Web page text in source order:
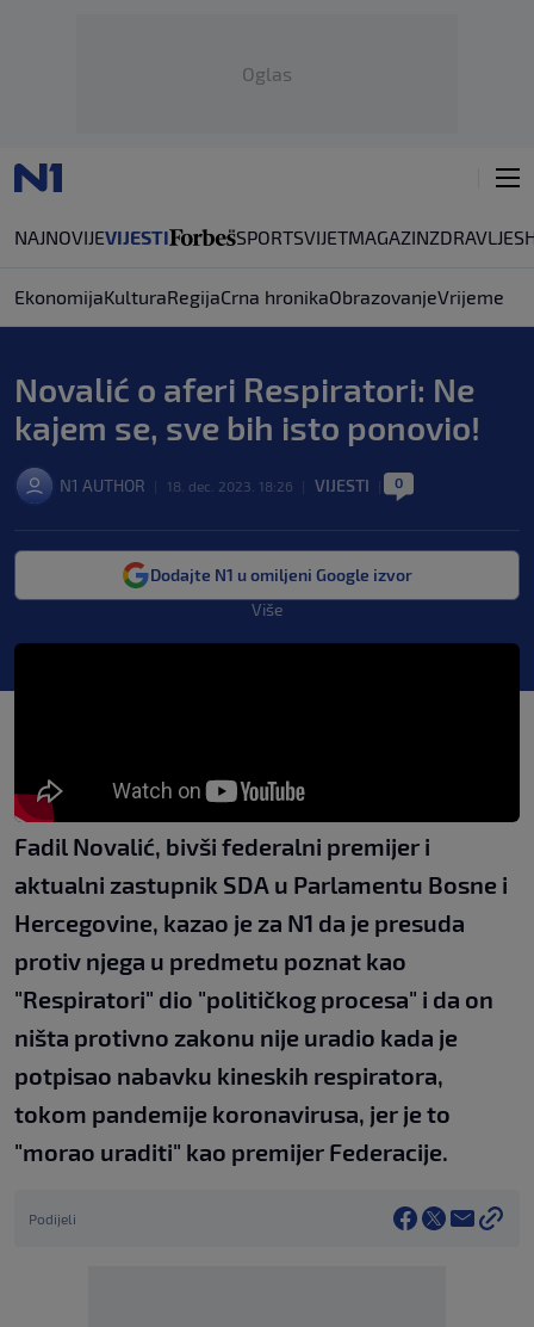
Oglas
NAJNOVIJEVIJESTI SPORTSVIJETMAGAZINZDRAVLJE
EkonomijaKulturaRegijaCrna hronikaObrazovanjeVrijeme
Novalić o aferi Respiratori: Ne
kajem se, sve bih isto ponovio!
N1 AUTHOR 18. dec. 2023. 18:26 VIJESTI 0
Dodajte N1 u omiljeni Google izvor
Više
Fadil Novalić, bivši federalni premijer i
aktualni zastupnik SDA u Parlamentu Bosne i
Hercegovine, kazao je za N1 da je presuda
protiv njega u predmetu poznat kao
"Respiratori" dio "političkog procesa" i da on
ništa protivno zakonu nije uradio kada je
potpisao nabavku kineskih respiratora,
tokom pandemije koronavirusa, jer je to
"morao uraditi" kao premijer Federacije.
Podijeli